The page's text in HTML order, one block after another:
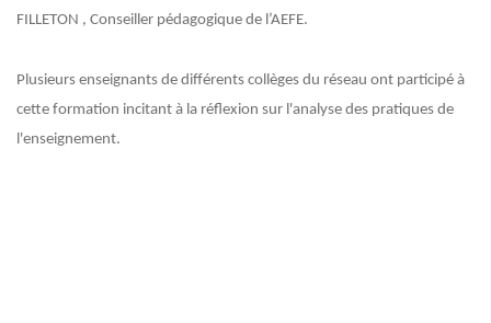
FILLETON , Conseiller pédagogique de l’AEFE.
Plusieurs enseignants de différents collèges du réseau ont participé à
cette formation incitant à la réflexion sur l'analyse des pratiques de
l'enseignement.